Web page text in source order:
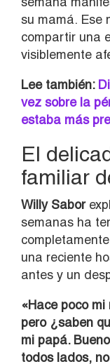
su mamá. Ese
compartir una
visiblemente
Lee también:
vez sobre la
estaba más
El
familiar
Willy Sabor
semanas ha
una reciente
antes y un
«Hace poco
pero ¿saben
mi papá.
todos lados,